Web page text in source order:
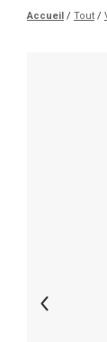
Accueil Tout